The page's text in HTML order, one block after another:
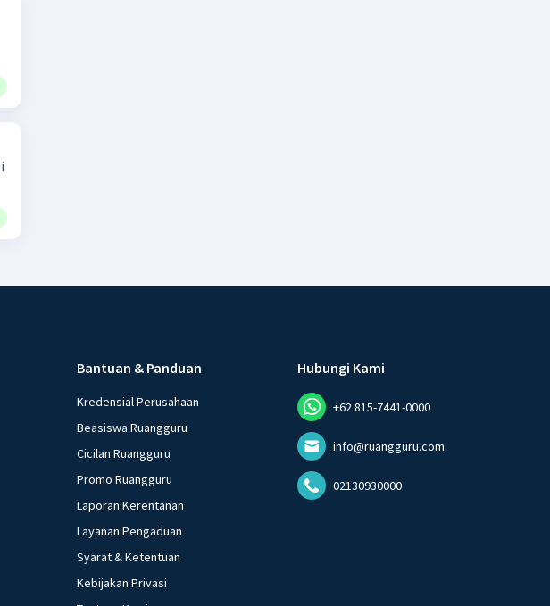
Bantuan & Panduan
Kredensial Perusahaan
Beasiswa Ruangguru
Cicilan Ruangguru
Promo Ruangguru
Laporan Kerentanan
Layanan Pengaduan
Syarat & Ketentuan
Kebijakan Privasi
Hubungi Kami
+62 815-7441-0000
info@ruangguru.com
02130930000